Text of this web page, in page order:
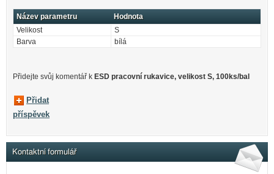
Název parametru
Hodnota
Velikost
S
Barva
bílá
Přidejte svůj komentář k ESD pracovní rukavice, velikost S, 100ks/bal
Přidat
příspěvek
Kontaktní formulář